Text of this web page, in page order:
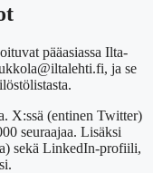
pääasiassa Ilta-
ja se
X:ssä (entinen Twitter)
seuraajaa. Lisäksi
sekä LinkedIn-profiili,